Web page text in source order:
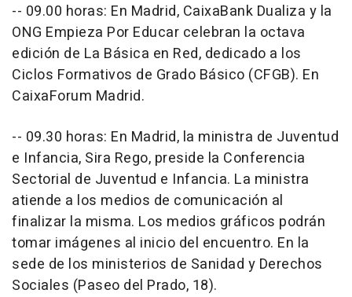
-- 09.00 horas: En Madrid, CaixaBank Dualiza y la
ONG Empieza Por Educar celebran la octava
edición de La Básica en Red, dedicado a los
Ciclos Formativos de Grado Básico (CFGB). En
CaixaForum Madrid.
-- 09.30 horas: En Madrid, la ministra de Juventud
e Infancia, Sira Rego, preside la Conferencia
Sectorial de Juventud e Infancia. La ministra
atiende a los medios de comunicación al
finalizar la misma. Los medios gráficos podrán
tomar imágenes al inicio del encuentro. En la
sede de los ministerios de Sanidad y Derechos
Sociales (Paseo del Prado, 18).